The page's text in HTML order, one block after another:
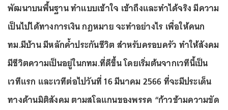
พัฒนาบนพื้นฐาน ทำแบบเข้าใจ เข้าถึงและทำได้จริง มีความ
เป็นไปได้ทางการเงิน กฎหมาย จะทำอย่างไร เพื่อให้คนก
ทม.มีบ้าน มีหลักค้ำประกันชีวิต สำหรับครอบครัว ทำให้สังคม
มีชีวิตความเป็นอยู่ในกทม.ที่ดีขึ้น โดยเริ่มต้นจากเวทีนี้เป็น
เวทีแรก และเวทีต่อไปวันที่ 16 มีนาคม 2566 ที่จะมีประเด็น
ทางด้านมิติสังคม ตามสโลแกนของพรรค “ก้าวข้ามความขัด